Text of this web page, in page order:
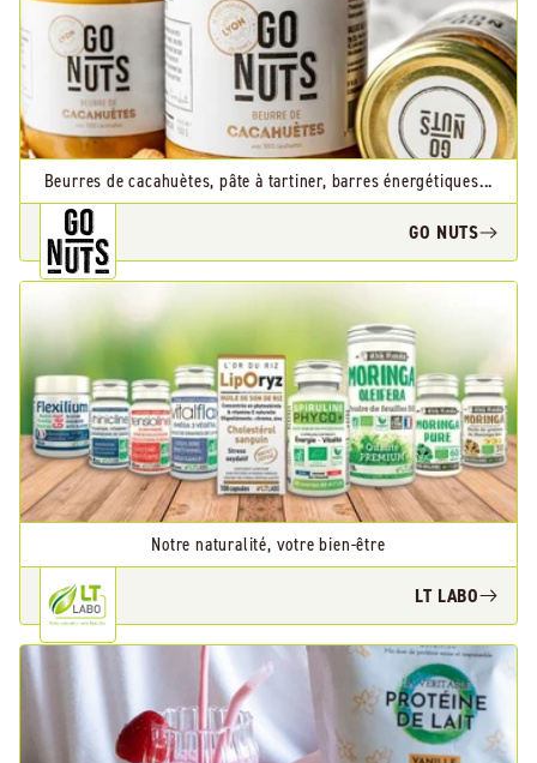
Beurres de cacahuètes, pâte à tartiner, barres énergétiques...
GO NUTS
Notre naturalité, votre bien-être
LT LABO